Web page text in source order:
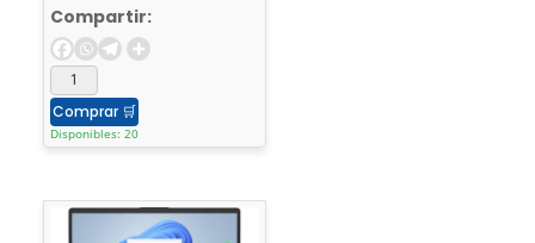
Compartir:
Comprar 🛒
Disponibles: 20